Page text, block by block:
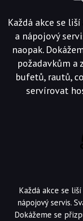
Každá akce se
a nápojový
naopak.
požadavkům
bufetů, rautů,
servírovat
Každá akce se
nápojový servis.
Dokážeme se